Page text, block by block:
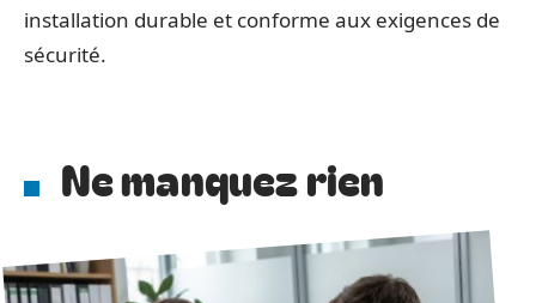
installation durable et conforme aux exigences de
sécurité.
Ne manquez rien